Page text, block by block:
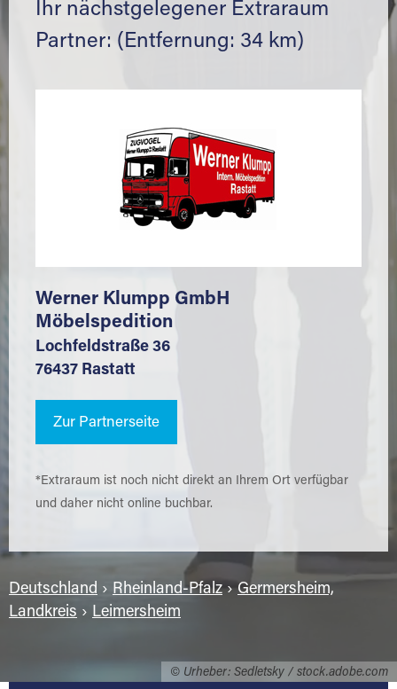
© Urheber: Sedletsky / stock.adobe.com
Ihr nächstgelegener Extraraum
Partner: (Entfernung: 34 km)
Werner Klumpp GmbH
Möbelspedition
Lochfeldstraße 36
76437 Rastatt
Zur Partnerseite
*Extraraum ist noch nicht direkt an Ihrem Ort verfügbar
und daher nicht online buchbar.
Deutschland › Rheinland-Pfalz› Germersheim,
Landkreis › Leimersheim